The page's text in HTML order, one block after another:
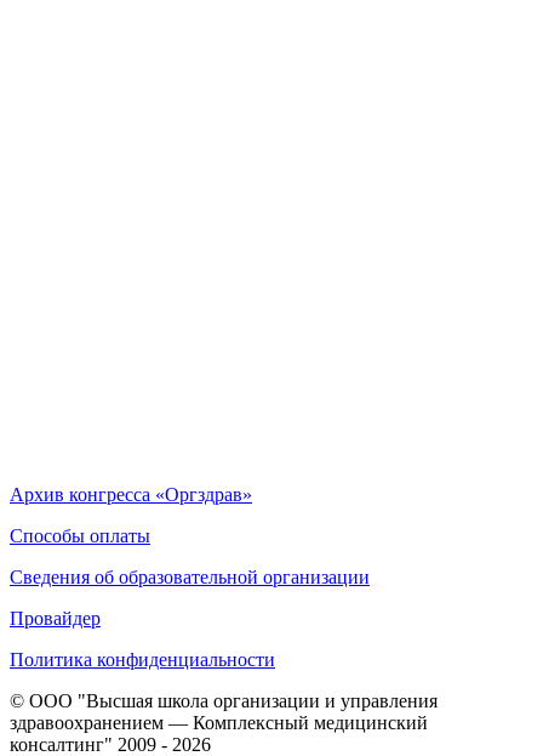
Архив конгресса «Оргздрав»
Способы оплаты
Сведения об образовательной организации
Провайдер
Политика конфиденциальности
© ООО "Высшая школа организации и управления
здравоохранением — Комплексный медицинский
консалтинг" 2009 - 2026